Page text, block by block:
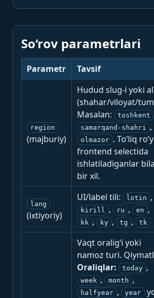
So‘rov parametrlari
Parametr Tavsif
region
(majburiy)
Hudud slug-i yoki
(shahar/viloyat/
Masalan:
toshkent
samarqand-shahri ,
olmazor . To‘liq
frontend selectida
ishlatiladiganlar
bir xil.
lang
(ixtiyoriy)
UI/label tili: lotin ,
kirill , ru , en ,
kk , ky , tg , tk
Vaqt oralig‘i yoki
namoz turi.
Oraliqlar:
today ,
week , month ,
halfyear , year